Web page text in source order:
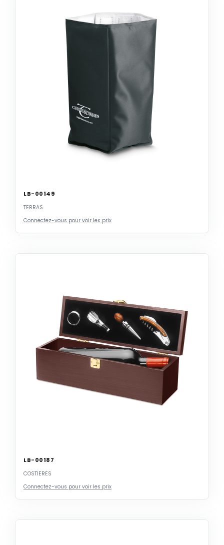
LB-00149
TERRAS
Connectez-vous pour voir les prix
LB-00187
COSTIERES
Connectez-vous pour voir les prix